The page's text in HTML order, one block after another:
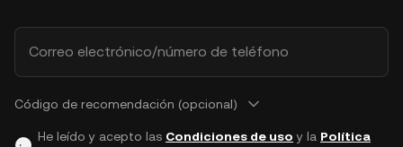
Correo electrónico/número de teléfono
Código de recomendación (opcional)
He leído y acepto las Condiciones de uso y la Política